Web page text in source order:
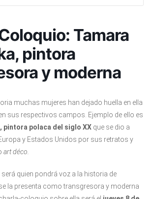
Tamara
pintora
y moderna
muchas mujeres han dejado huella en ella
sus respectivos campos. Ejemplo de ello es
pintora polaca del siglo XXque se dio a
y Estados Unidos por sus retratos y
art déco.
será quien pondrá voz a la historia de
se la presenta como transgresora y moderna